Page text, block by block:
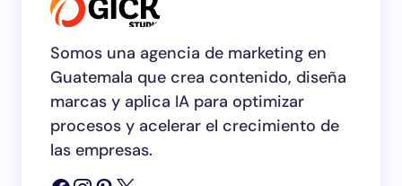
Somos una agencia de marketing en
Guatemala que crea contenido, diseña
marcas y aplica IA para optimizar
procesos y acelerar el crecimiento de
las empresas.